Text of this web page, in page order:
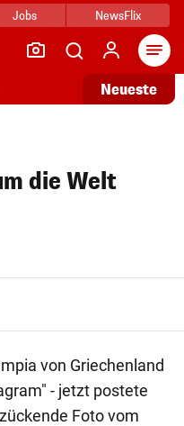
Jobs NewsFlix
Neueste
die Welt
von Griechenland
- jetzt postete
Foto vom